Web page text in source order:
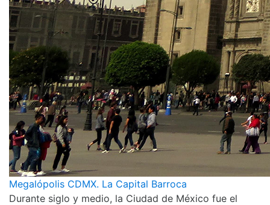
Megalópolis CDMX. La Capital Barroca
Durante siglo y medio, la Ciudad de México fue el